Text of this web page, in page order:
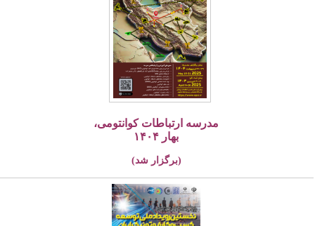
مدرسه ارتباطات کوانتومی،
بهار ۱۴۰۴
(برگزار شد)